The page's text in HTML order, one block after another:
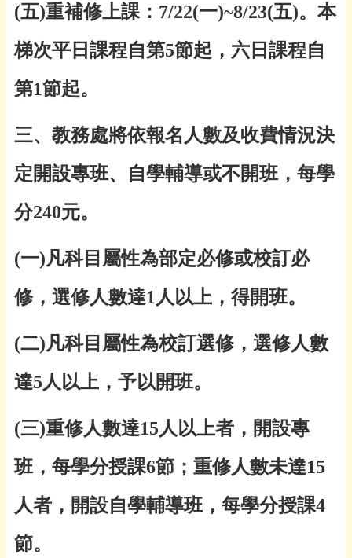
(五)重補修上課： 7/22(一)~8/23(五)。本
梯次平日課程自第5節起，六日課程自
第1節起。
三、教務處將依報名人數及收費情況決
定開設專班、自學輔導或不開班，每學
分240元。
(一)凡科目屬性為部定必修或校訂必
修，選修人數達1 人以上，得開班。
(二)凡科目屬性為校訂選修，選修人數
達5人以上，予以開班。
(三)重修人數達15人以上者，開設專
班，每學分授課6節；重修人數未達15
人者，開設自學輔導班，每學分授課4
節。